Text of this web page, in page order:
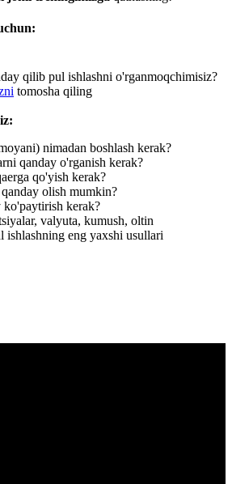
qilib pul ishlashni o'rganmoqchimisiz?
tomosha qiling
nimadan boshlash kerak?
qanday o'rganish kerak?
qo'yish kerak?
olish mumkin?
kerak?
valyuta, kumush, oltin
ishlashning eng yaxshi usullari